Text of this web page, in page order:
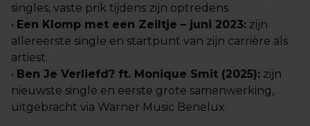
singles, vaste prik tijdens zijn optredens.
• Een Klomp met een Zeiltje – juni 2023: zijn
allereerste single en startpunt van zijn carrière als
artiest.
• Ben Je Verliefd? ft. Monique Smit (2025): zijn
nieuwste single en eerste grote samenwerking,
uitgebracht via Warner Music Benelux.